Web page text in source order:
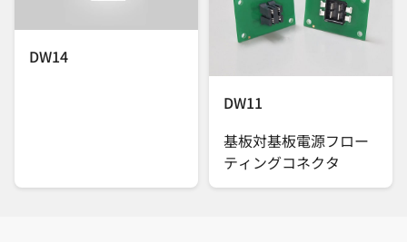
DW14
DW11
基板対基板電源フロー
ティングコネクタ